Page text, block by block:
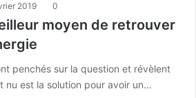
2019 0
moyen de retrouver
penchés sur la question et révèlent
nu est la solution pour avoir un…